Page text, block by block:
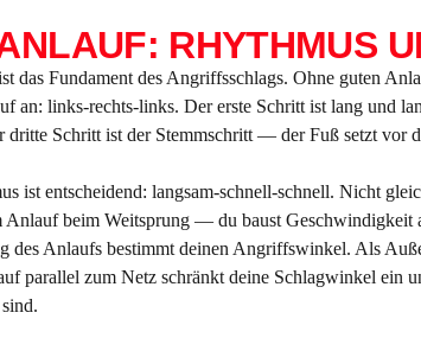
RHYTHMUS
das Fundament des Angriffsschlags. Ohne guten
an: links-rechts-links. Der erste Schritt ist lang und
dritte Schritt ist der Stemmschritt — der Fuß setzt vor
ist entscheidend: langsam-schnell-schnell. Nicht
Anlauf beim Weitsprung — du baust Geschwindigkeit
des Anlaufs bestimmt deinen Angriffswinkel. Als
parallel zum Netz schränkt deine Schlagwinkel ein